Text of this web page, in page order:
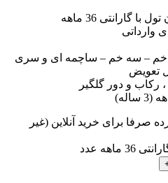
وارداتی
خم – سه خم – ساچمه ای و سری
تعویض
و دور گلگیر
صرفا برای خرید آنلاین (غیر